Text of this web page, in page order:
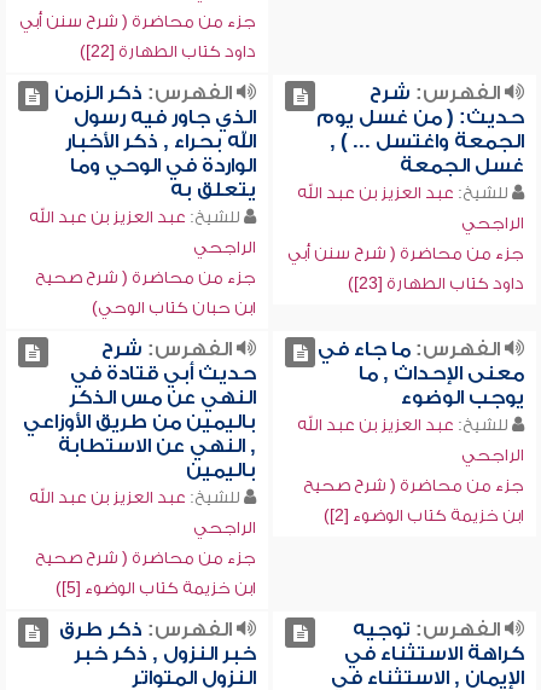
جزء من محاضرة ( شرح سنن أبي
داود كتاب الطهارة [22])
الفهرس: شرح
حديث: ( من غسل يوم
الجمعة واغتسل ... ) ,
غسل الجمعة
للشيخ: عبد العزيز بن عبد الله
الراجحي
جزء من محاضرة ( شرح سنن أبي
داود كتاب الطهارة [23])
الفهرس: ذكر الزمن
الذي جاور فيه رسول
الله بحراء , ذكر الأخبار
الواردة في الوحي وما
يتعلق به
للشيخ: عبد العزيز بن عبد الله
الراجحي
جزء من محاضرة ( شرح صحيح
ابن حبان كتاب الوحي)
الفهرس:ما جاء في
معنى الإحداث , ما
يوجب الوضوء
للشيخ: عبد العزيز بن عبد الله
الراجحي
جزء من محاضرة ( شرح صحيح
ابن خزيمة كتاب الوضوء [2])
الفهرس: شرح
حديث أبي قتادة في
النهي عن مس الذكر
باليمين من طريق الأوزاعي
, النهي عن الاستطابة
باليمين
للشيخ: عبد العزيز بن عبد الله
الراجحي
جزء من محاضرة ( شرح صحيح
ابن خزيمة كتاب الوضوء [5])
الفهرس: توجيه
كراهة الاستثناء في
الإيمان , الاستثناء في
الفهرس: ذكر طرق
خبر النزول , ذكر خبر
النزول المتواتر